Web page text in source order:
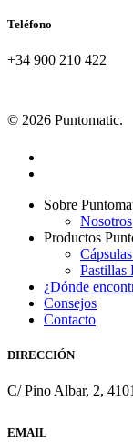
Teléfono
+34 900 210 422
© 2026 Puntomatic.
Close
Sobre
Nosotros
Productos
Pastillas
¿Dónde
Consejos
Contacto
DIRECCIÓN
C/ Pino Albar, 2,
EMAIL